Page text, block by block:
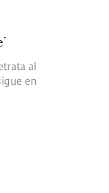
al
en